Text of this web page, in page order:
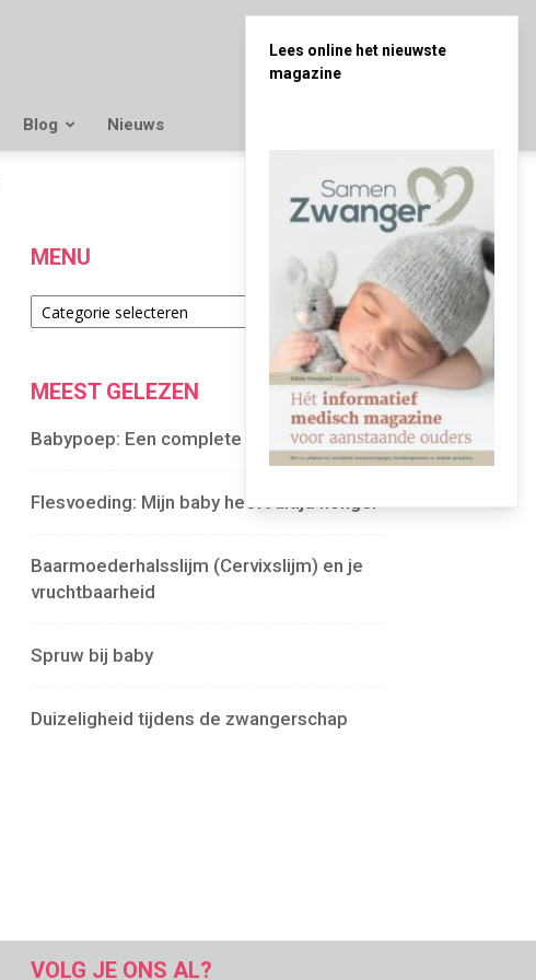
Blog Nieuws
MENU
Menu
MEEST GELEZEN
Babypoep: Een complete gids
Flesvoeding: Mijn baby heeft altijd honger
Baarmoederhalsslijm (Cervixslijm) en je
vruchtbaarheid
Spruw bij baby
Duizeligheid tijdens de zwangerschap
VOLG JE ONS AL?
Lees online het nieuwste
magazine